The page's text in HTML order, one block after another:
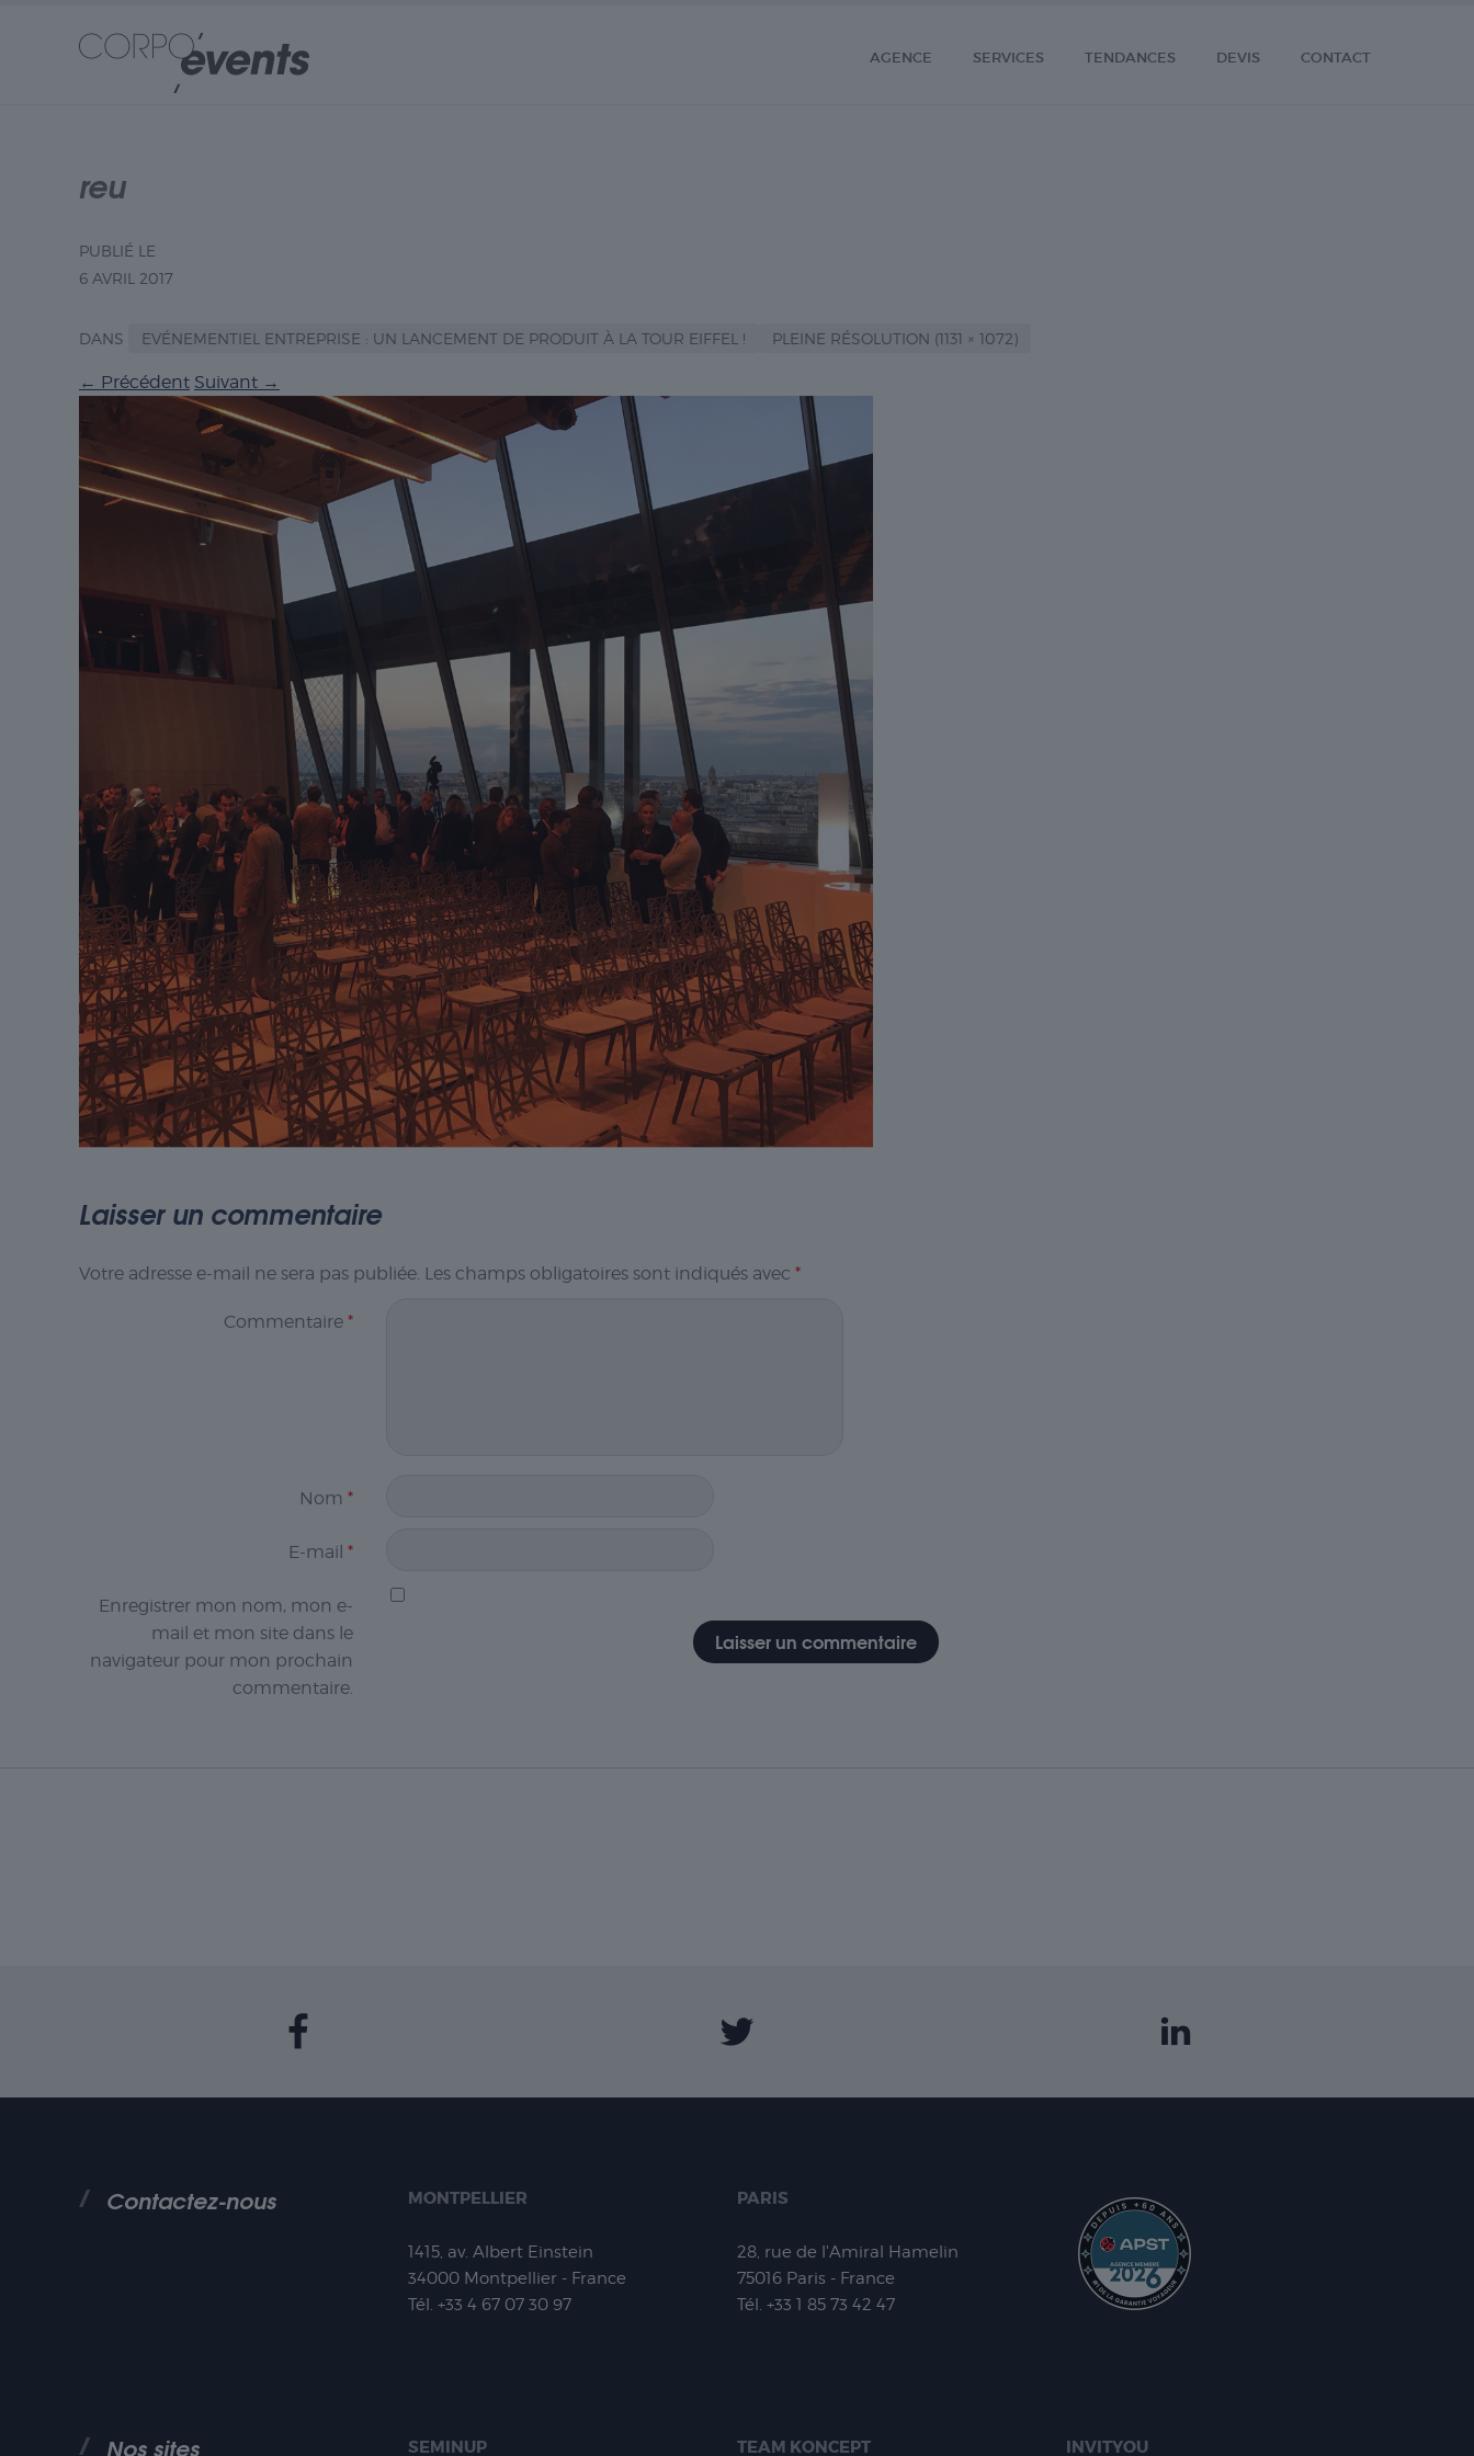
AGENCE SERVICES TENDANCES DEVIS CONTACT
reu
PUBLIÉ LE
6 AVRIL 2017
DANS EVÉNEMENTIEL ENTREPRISE : UN LANCEMENT DE PRODUIT À LA TOUR EIFFEL ! PLEINE RÉSOLUTION (1131 × 1072)
← Précédent Suivant →
Laisser un commentaire
Votre adresse e-mail ne sera pas publiée. Les champs obligatoires sont indiqués avec *
Commentaire *
Nom *
E-mail *
Enregistrer mon nom, mon e-
mail et mon site dans le
navigateur pour mon prochain
commentaire.
Contactez-nous MONTPELLIER
1415, av. Albert Einstein
34000 Montpellier - France
Tél. +33 4 67 07 30 97
PARIS
28, rue de l'Amiral Hamelin
75016 Paris - France
Tél. +33 1 85 73 42 47
Nos sites SEMINUP TEAM KONCEPT INVITYOU